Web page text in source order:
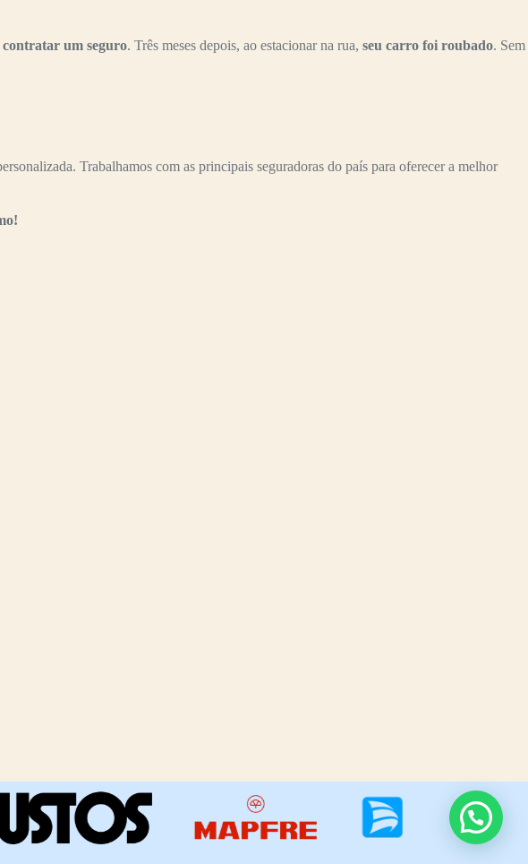
um seguro. Três meses depois, ao estacionar na rua, seu carro foi roubado. Sem
Trabalhamos com as principais seguradoras do país para oferecer a melhor